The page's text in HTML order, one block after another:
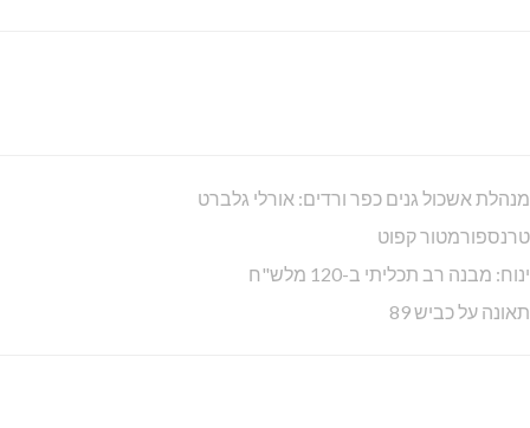
מנהלת אשכול גנים כפר ורדים: אורלי גלברט
טרנספורמטור קפוט
ינוח: מבנה רב תכליתי ב-120 מלש"ח
תאונה על כביש 89